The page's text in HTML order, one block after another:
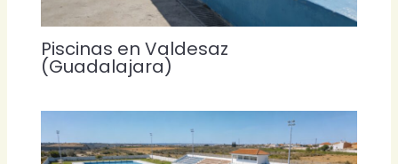
Piscinas en Valdesaz
(Guadalajara)